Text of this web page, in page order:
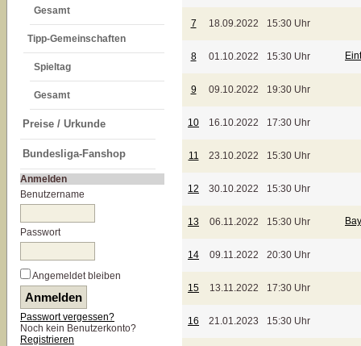
Gesamt
Tipp-Gemeinschaften
Spieltag
Gesamt
Preise / Urkunde
Bundesliga-Fanshop
Anmelden
Benutzername
Passwort
Angemeldet bleiben
Passwort vergessen?
Noch kein Benutzerkonto?
Registrieren
7 18.09.2022 15:30 Uhr
8 01.10.2022 15:30 Uhr
9 09.10.2022 19:30 Uhr
10 16.10.2022 17:30 Uhr
11 23.10.2022 15:30 Uhr
12 30.10.2022 15:30 Uhr
13 06.11.2022 15:30 Uhr
14 09.11.2022 20:30 Uhr
15 13.11.2022 17:30 Uhr
16 21.01.2023 15:30 Uhr